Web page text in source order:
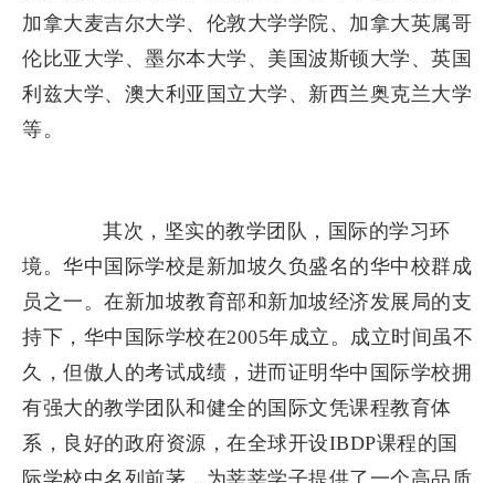
加拿大麦吉尔大学、伦敦大学学院、加拿大英属哥
伦比亚大学、墨尔本大学、美国波斯顿大学、英国
利兹大学、澳大利亚国立大学、新西兰奥克兰大学
等。
其次，坚实的教学团队，国际的学习环
境。华中国际学校是新加坡久负盛名的华中校群成
员之一。在新加坡教育部和新加坡经济发展局的支
持下，华中国际学校在2005年成立。成立时间虽不
久，但傲人的考试成绩，进而证明华中国际学校拥
有强大的教学团队和健全的国际文凭课程教育体
系，良好的政府资源，在全球开设IBDP课程的国
际学校中名列前茅，为莘莘学子提供了一个高品质